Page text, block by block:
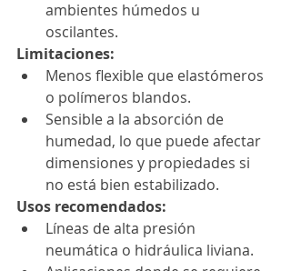
ambientes húmedos u
oscilantes.
Limitaciones:
Menos flexible que elastómeros
o polímeros blandos.
Sensible a la absorción de
humedad, lo que puede afectar
dimensiones y propiedades si
no está bien estabilizado.
Usos recomendados:
Líneas de alta presión
neumática o hidráulica liviana.